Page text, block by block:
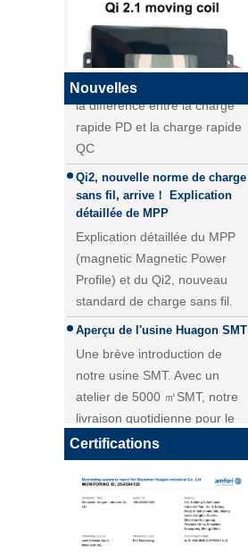
Module de charge sans fil 25W
QI2 Chargeur sans fil - Copie -
JCJW30
Nouvelles
rapide PD et la charge rapide
QC
la différence entre la charge
rapide PD et la charge rapide
QC
Qi2, nouvelle norme de charge
sans fil, arrive！ Explication
détaillée de MPP
Explication détaillée du MPP
(magnetic Magnetic Power
Profile) et du Qi2, nouveau
standard de charge sans fil.
Aperçu de l'usine Huagon SMT
Une brève introduction de
notre usine SMT. Avec un
atelier de 5000 ㎡SMT, notre
livraison quotidienne pour le
module PCBA atteint plus de 40
000 pièces.
charge sans fil Huagon solution
de charge sans fil unique
Personnalisation du module de
charge sans fil Huagon solution
Certifications